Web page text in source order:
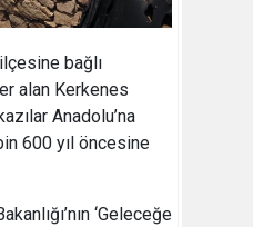
bağlı
alan Kerkenes
Anadolu’na
600 yıl öncesine
‘Geleceğe